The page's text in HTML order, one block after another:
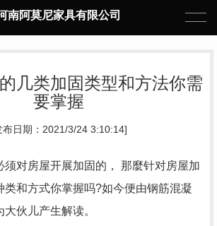
南阿莫尼家具有限公司
几类加固类型和方法你需
要掌握
布日期：2021/3/24 3:10:14]
须对房屋开展加固的， 那麼针对房屋加
类和方式你掌握吗?如今便由钢筋混凝
伙儿产生解读。